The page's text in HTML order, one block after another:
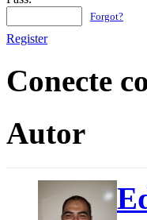
Forgot?
Register
Conecte
Autor